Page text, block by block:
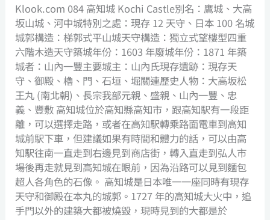
Klook.com 084 高知城 Kochi Castle別名：鷹城、大高
坂山城、河中城特別之處：現存 12 天守、日本 100 名城
城郭構造：梯郭式平山城天守構造：獨立式望樓型四重
六階木造天守築城年份：1603 年廢城年份：1871 年築
城者：山內一豐主要城主：山內氏現存遺跡：現存天
守、御殿、櫓、門、石垣、堀關連歷史人物：大高坂松
王丸 (南北朝)、長宗我部元親、盛親、山內一豐、忠
義、豐敷 高知城位於高知縣高知市，跟高知駅有一段距
離，可以選擇走路，或者在高知駅轉乘路面電車到高知
城前駅下車，但建議如果有時間和體力的話，可以由高
知駅往南一直走到右邊見到商店街，轉入直走到弘人市
場後再走就見到高知城在眼前，因為沿路可以見到麵包
超人各角色的石像。 高知城是日本唯一一座同時有現存
天守和御殿在本丸的城郭。1727 年的高知城大火中，追
手門以外的建築大都被燒毀，現時見到的大都是於